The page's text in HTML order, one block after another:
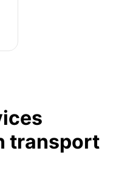
transport